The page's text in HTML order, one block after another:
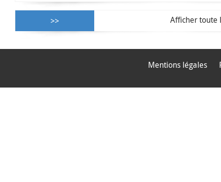
Afficher toute
Mentions légales